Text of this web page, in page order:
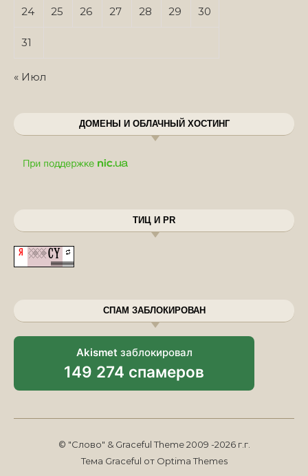
24 25 26 27 28 29 30
31
« Июл
ДОМЕНЫ И ОБЛАЧНЫЙ ХОСТИНГ
ТИЦ И PR
СПАМ ЗАБЛОКИРОВАН
Akismet заблокировал
149 274 спамеров
© "Слово" & Graceful Theme 2009 -2026 г.г.
Тема Graceful от Optima Themes